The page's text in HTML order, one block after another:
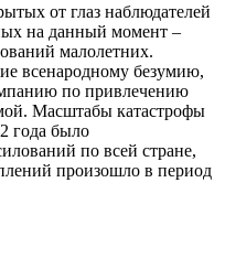
от глаз наблюдателей
на данный момент –
малолетних.
всенародному безумию,
по привлечению
Масштабы катастрофы
года было
по всей стране,
произошло в период